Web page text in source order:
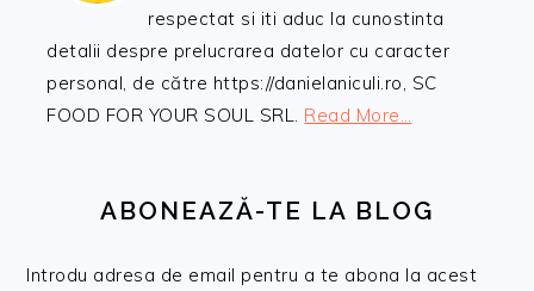
respectat si iti aduc la cunostinta
detalii despre prelucrarea datelor cu caracter
personal, de către https://danielaniculi.ro, SC
FOOD FOR YOUR SOUL SRL. Read More…
ABONEAZĂ-TE LA BLOG
Introdu adresa de email pentru a te abona la acest